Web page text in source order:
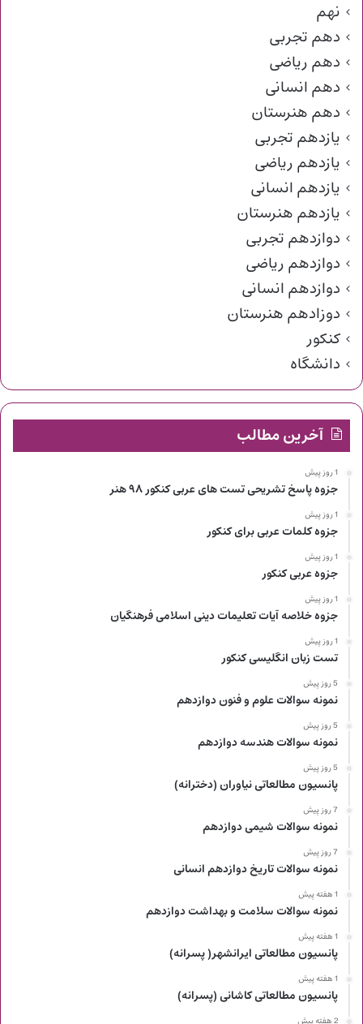
نهم
دهم تجربی
دهم ریاضی
دهم انسانی
دهم هنرستان
یازدهم تجربی
یازدهم ریاضی
یازدهم انسانی
یازدهم هنرستان
دوازدهم تجربی
دوازدهم ریاضی
دوازدهم انسانی
دوزادهم هنرستان
کنکور
دانشگاه
آخرین مطالب
1 روز پیش
جزوه پاسخ تشریحی تست های عربی کنکور ۹۸ هنر
1 روز پیش
جزوه کلمات عربی برای کنکور
1 روز پیش
جزوه عربی کنکور
1 روز پیش
جزوه خلاصه آیات تعلیمات دینی اسلامی فرهنگیان
1 روز پیش
تست زبان انگلیسی کنکور
5 روز پیش
نمونه سوالات علوم و فنون دوازدهم
5 روز پیش
نمونه سوالات هندسه دوازدهم
5 روز پیش
پانسیون مطالعاتی نیاوران (دخترانه)
7 روز پیش
نمونه سوالات شیمی دوازدهم
7 روز پیش
نمونه سوالات تاریخ دوازدهم انسانی
1 هفته پیش
نمونه سوالات سلامت و بهداشت دوازدهم
1 هفته پیش
پانسیون مطالعاتی ایرانشهر( پسرانه)
1 هفته پیش
پانسیون مطالعاتی کاشانی (پسرانه)
2 هفته پیش